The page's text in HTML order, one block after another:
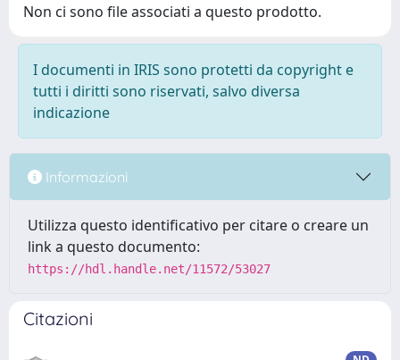
Non ci sono file associati a questo prodotto.
I documenti in IRIS sono protetti da copyright e
tutti i diritti sono riservati, salvo diversa
indicazione
Informazioni
Utilizza questo identificativo per citare o creare un
link a questo documento:
https://hdl.handle.net/11572/53027
Citazioni